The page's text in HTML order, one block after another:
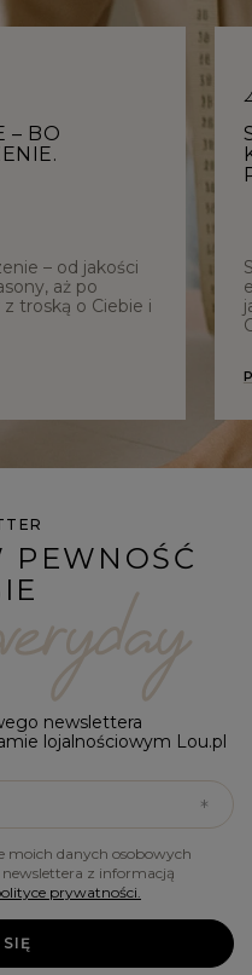
– BO
– od jakości
aż po
troską o Ciebie i
PEWNOŚĆ
newslettera
lojalnościowym Lou.pl
danych osobowych
z informacją
prywatności.